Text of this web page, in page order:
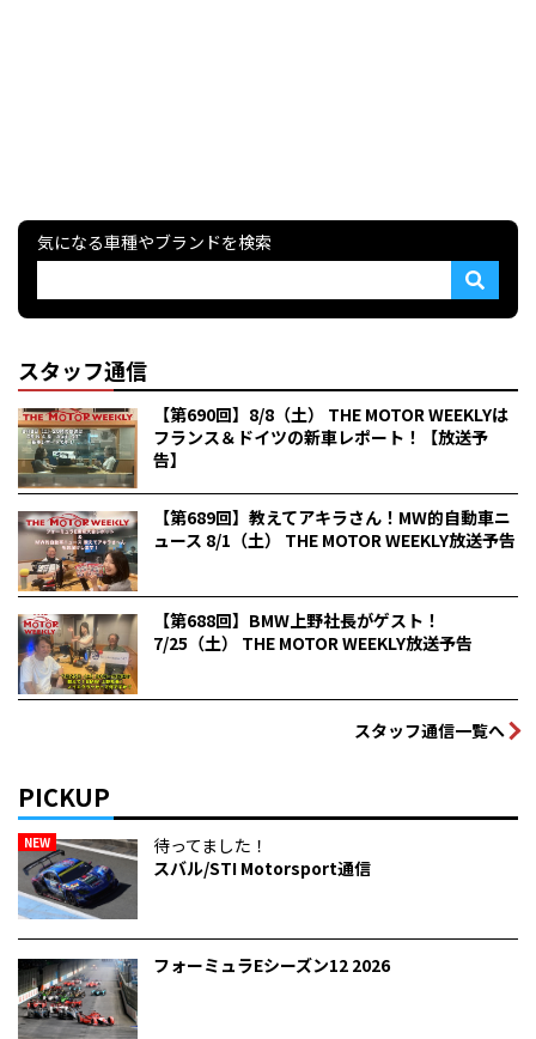
気になる車種やブランドを検索
スタッフ通信
【第690回】8/8（土） THE MOTOR WEEKLYは
フランス＆ドイツの新車レポート！【放送予
告】
【第689回】教えてアキラさん！MW的自動車ニ
ュース 8/1（土） THE MOTOR WEEKLY放送予告
【第688回】BMW上野社長がゲスト！
7/25（土） THE MOTOR WEEKLY放送予告
スタッフ通信一覧へ
PICKUP
NEW
待ってました！
スバル/STI Motorsport通信
フォーミュラEシーズン12 2026